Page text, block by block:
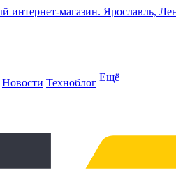
магазин. Ярославль,
Новости Техноблог Ещё